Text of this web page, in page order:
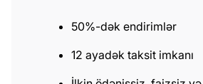
50%-dək endirimlər
12 ayadək taksit imkanı